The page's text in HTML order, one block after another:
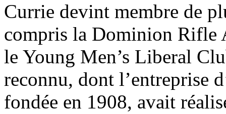
Currie devint membre de
compris la Dominion Rifle
le Young Men’s Liberal
reconnu, dont l’entreprise
fondée en 1908, avait